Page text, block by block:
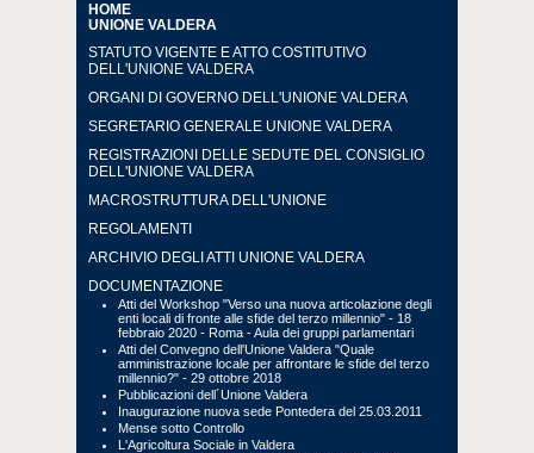
HOME
UNIONE VALDERA
STATUTO VIGENTE E ATTO COSTITUTIVO
DELL'UNIONE VALDERA
ORGANI DI GOVERNO DELL'UNIONE VALDERA
SEGRETARIO GENERALE UNIONE VALDERA
REGISTRAZIONI DELLE SEDUTE DEL CONSIGLIO
DELL'UNIONE VALDERA
MACROSTRUTTURA DELL'UNIONE
REGOLAMENTI
ARCHIVIO DEGLI ATTI UNIONE VALDERA
DOCUMENTAZIONE
Atti del Workshop "Verso una nuova articolazione degli
enti locali di fronte alle sfide del terzo millennio" - 18
febbraio 2020 - Roma - Aula dei gruppi parlamentari
Atti del Convegno dell'Unione Valdera "Quale
amministrazione locale per affrontare le sfide del terzo
millennio?" - 29 ottobre 2018
Pubblicazioni dell´Unione Valdera
Inaugurazione nuova sede Pontedera del 25.03.2011
Mense sotto Controllo
L'Agricoltura Sociale in Valdera